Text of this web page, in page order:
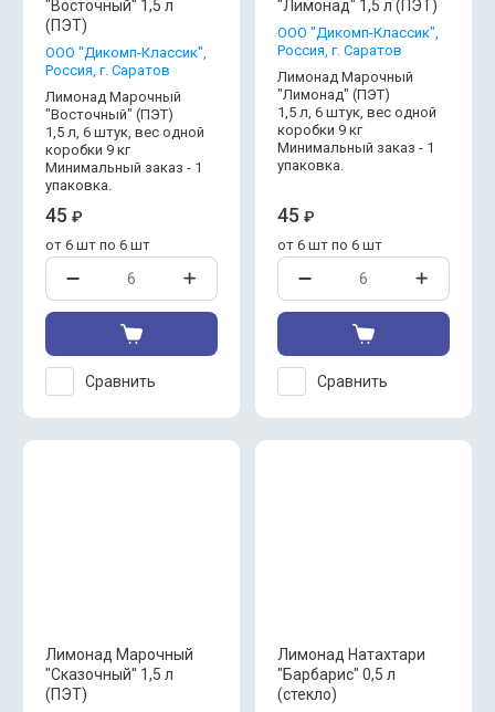
"Восточный" 1,5 л
(ПЭТ)
ООО "Дикомп-Классик",
Россия, г. Саратов
Лимонад Марочный
"Восточный" (ПЭТ)
1,5 л, 6 штук, вес одной
коробки 9 кг
Минимальный заказ - 1
упаковка.
45 ₽
от 6 шт по 6 шт
Сравнить
"Лимонад" 1,5 л (ПЭТ)
ООО "Дикомп-Классик",
Россия, г. Саратов
Лимонад Марочный
"Лимонад" (ПЭТ)
1,5 л, 6 штук, вес одной
коробки 9 кг
Минимальный заказ - 1
упаковка.
45 ₽
от 6 шт по 6 шт
Сравнить
Лимонад Марочный
"Сказочный" 1,5 л
(ПЭТ)
Лимонад Натахтари
"Барбарис" 0,5 л
(стекло)